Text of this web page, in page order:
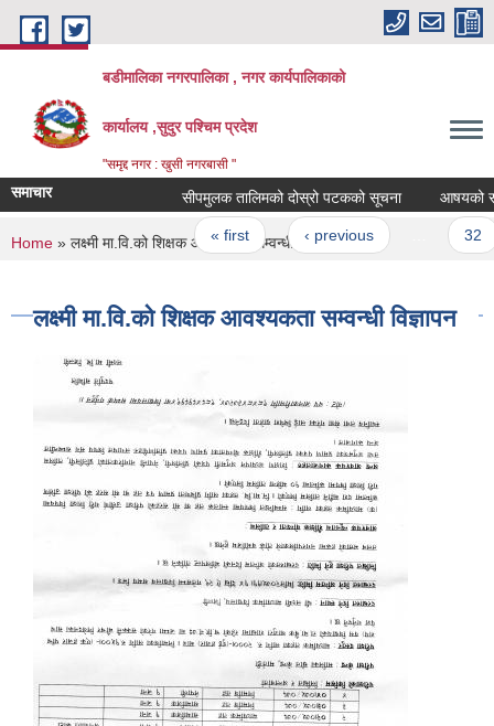
Skip to main content
बडीमालिका नगरपालिका , नगर कार्यपालिकाको
कार्यालय ,सुदुर पश्चिम प्रदेश
"समृद्द नगर : खुसी नगरबासी "
समाचार सीपमुलक तालिमको दोस्रो पटकको सूचना आषयको
Pages
« first ‹ previous
You are here
Home » लक्ष्मी मा.वि.को शिक्षक आवश्यकता सम्वन्धी विज्ञापन
लक्ष्मी मा.वि.को शिक्षक आवश्यकता सम्वन्धी विज्ञापन